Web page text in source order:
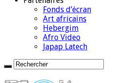
Fonds d’écran
Art africains
Hebergim
Afro Video
Japap Latech